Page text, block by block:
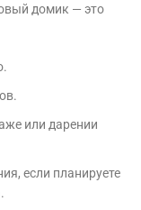
домик — это
или дарении
если планируете